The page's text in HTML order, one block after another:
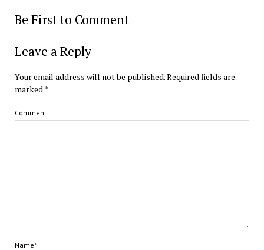
Be First to Comment
Leave a Reply
Your email address will not be published.Required fields are
marked *
Comment
Name*